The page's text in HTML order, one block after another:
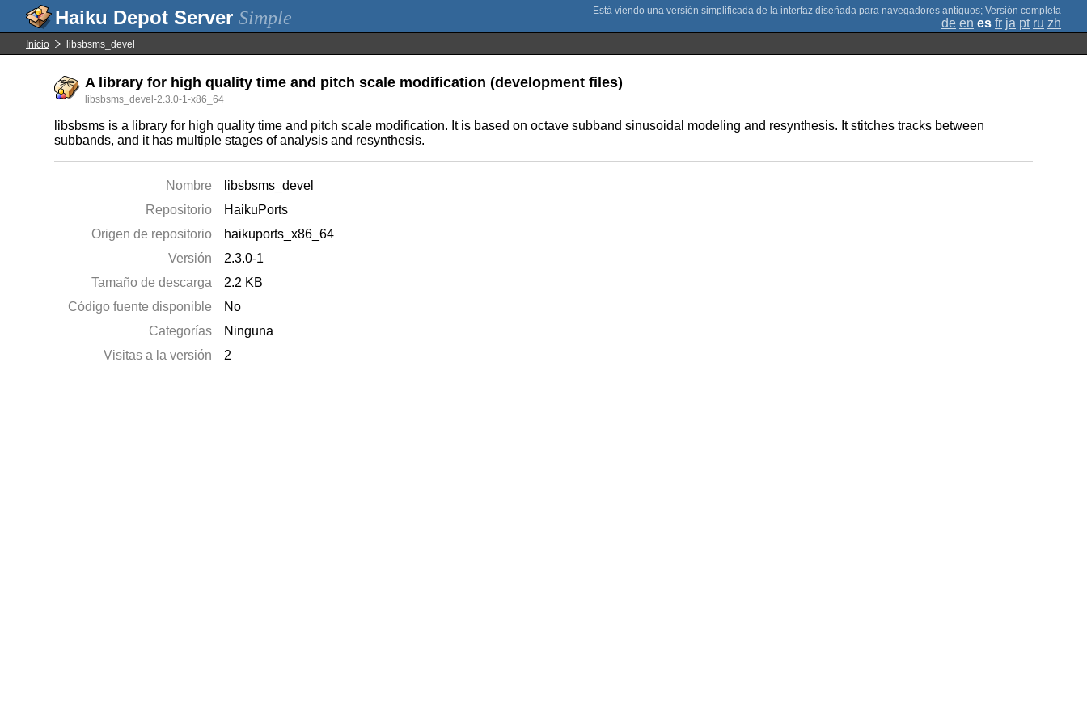
Simple ; Versión completa
de en es fr ja pt ru zh
Inicio libsbsms_devel
A library for high quality time and pitch scale modification (development files)
libsbsms_devel-2.3.0-1-x86_64
libsbsms is a library for high quality time and pitch scale modification. It is based on octave subband sinusoidal modeling and resynthesis. It stitches tracks between
subbands, and it has multiple stages of analysis and resynthesis.
Nombre
libsbsms_devel
Repositorio
HaikuPorts
Origen de repositorio
haikuports_x86_64
Versión
2.3.0-1
Tamaño de descarga
2.2 KB
Código fuente disponible
No
Categorías
Ninguna
Visitas a la versión
2